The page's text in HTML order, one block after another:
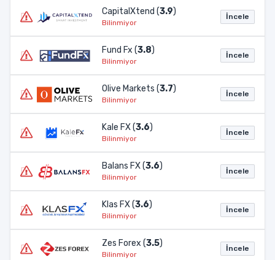
CapitalXtend (3.9)
Bilinmiyor
İncele
Fund Fx (3.8)
Bilinmiyor
İncele
Olive Markets (3.7)
Bilinmiyor
İncele
Kale FX (3.6)
Bilinmiyor
İncele
Balans FX (3.6)
Bilinmiyor
İncele
Klas FX (3.6)
Bilinmiyor
İncele
Zes Forex (3.5)
Bilinmiyor
İncele